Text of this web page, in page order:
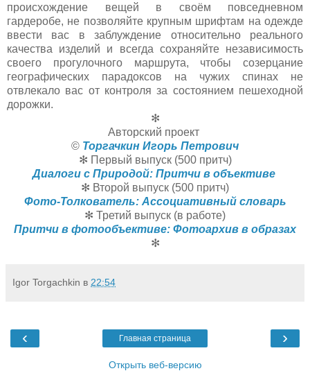
происхождение вещей в своём повседневном
гардеробе, не позволяйте крупным шрифтам на одежде
ввести вас в заблуждение относительно реального
качества изделий и всегда сохраняйте независимость
своего прогулочного маршрута, чтобы созерцание
географических парадоксов на чужих спинах не
отвлекало вас от контроля за состоянием пешеходной
дорожки.
✻
Авторский проект
© Торгачкин Игорь Петрович
✻ Первый выпуск (500 притч)
Диалоги с Природой: Притчи в объективе
✻ Второй выпуск (500 притч)
Фото-Толкователь: Ассоциативный словарь
✻ Третий выпуск (в работе)
Притчи в фотообъективе: Фотоархив в образах
✻
Igor Torgachkin в 22:54
‹ ›
Главная страница
Открыть веб-версию